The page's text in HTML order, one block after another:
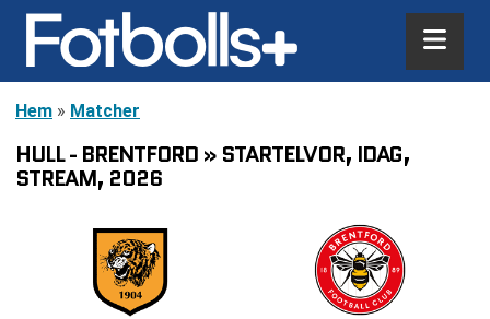
Hem » Matcher
HULL - BRENTFORD » STARTELVOR, IDAG,
STREAM, 2026